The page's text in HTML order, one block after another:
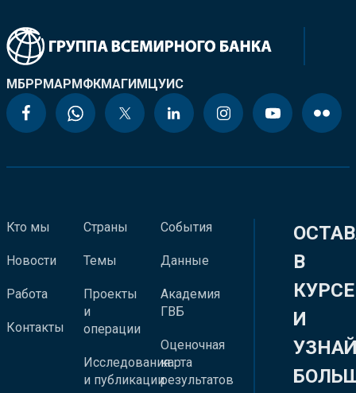
МБРРМАРМФКМАГИМЦУИС
Кто мы
Новости
Работа
Контакты
Страны
Темы
Проекты
и
операции
Исследования
и публикации
События
Данные
Академия
ГВБ
Оценочная
карта
результатов
В
КУРСЕ
И